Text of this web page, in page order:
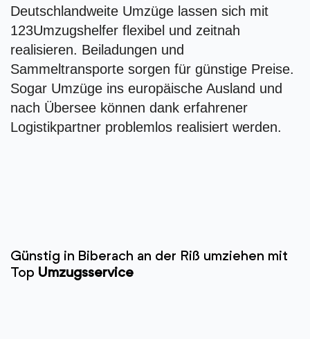
Deutschlandweite Umzüge lassen sich mit
123Umzugshelfer flexibel und zeitnah
realisieren. Beiladungen und
Sammeltransporte sorgen für günstige Preise.
Sogar Umzüge ins europäische Ausland und
nach Übersee können dank erfahrener
Logistikpartner problemlos realisiert werden.
Günstig in Biberach an der Riß umziehen mit
Top Umzugsservice